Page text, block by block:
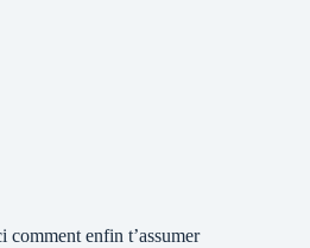
comment enfin t’assumer